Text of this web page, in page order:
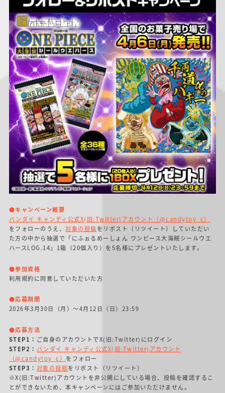
●キャンペーン概要
バンダイ キャンディ公式X(旧:Twitter)アカウント（@candytoy_c）
をフォローのうえ、対象の投稿をリポスト（リツイート）していただい
た方の中から抽選で「にふぉるめーしょん ワンピース大海賊シールウエ
ハースLOG.14」1箱（20個入り）を5名様にプレゼントいたします。
●参加資格
利用規約に同意していただいた方
●応募期間
2026年3月30日（月）～4月12日（日）23:59
●応募方法
STEP1： ご自身のアカウントでX(旧:Twitter)にログイン
STEP2： バンダイ キャンディ公式X(旧:Twitter)アカウント
（@candytoy_c） をフォロー
STEP3： 対象の投稿をリポスト（リツイート）
※X(旧:Twitter)アカウントを非公開にしている場合、投稿を確認するこ
とができないため、本キャンペーンにはご参加いただけません。